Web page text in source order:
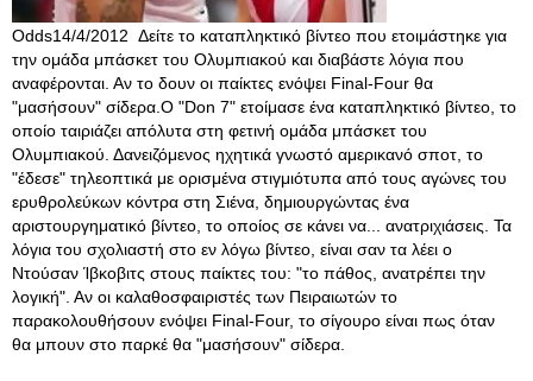
Odds14/4/2012 Δείτε το καταπληκτικό βίντεο που ετοιμάστηκε για
την ομάδα μπάσκετ του Ολυμπιακού και διαβάστε λόγια που
αναφέρονται. Αν το δουν οι παίκτες ενόψει Final-Four θα
"μασήσουν" σίδερα.Ο "Don 7" ετοίμασε ένα καταπληκτικό βίντεο, το
οποίο ταιριάζει απόλυτα στη φετινή ομάδα μπάσκετ του
Ολυμπιακού. Δανειζόμενος ηχητικά γνωστό αμερικανό σποτ, το
"έδεσε" τηλεοπτικά με ορισμένα στιγμιότυπα από τους αγώνες του
ερυθρολεύκων κόντρα στη Σιένα, δημιουργώντας ένα
αριστουργηματικό βίντεο, το οποίος σε κάνει να... ανατριχιάσεις. Τα
λόγια του σχολιαστή στο εν λόγω βίντεο, είναι σαν τα λέει ο
Ντούσαν Ίβκοβιτς στους παίκτες του: "το πάθος, ανατρέπει την
λογική". Αν οι καλαθοσφαιριστές των Πειραιωτών το
παρακολουθήσουν ενόψει Final-Four, το σίγουρο είναι πως όταν
θα μπουν στο παρκέ θα "μασήσουν" σίδερα.